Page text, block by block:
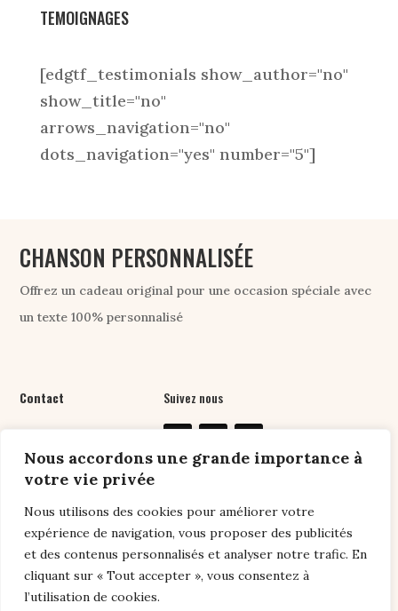
Nous accordons une grande importance à
votre vie privée
Nous utilisons des cookies pour améliorer votre
expérience de navigation, vous proposer des publicités
et des contenus personnalisés et analyser notre trafic. En
cliquant sur « Tout accepter », vous consentez à
l’utilisation de cookies.
TEMOIGNAGES
[edgtf_testimonials show_author="no"
show_title="no"
arrows_navigation="no"
dots_navigation="yes" number="5"]
CHANSON PERSONNALISÉE
Offrez un cadeau original pour une occasion spéciale avec
un texte 100% personnalisé
Contact
07 61 76 24 89
contact@chansonpers
Suivez nous
Liens utiles
Conditions générales de vente